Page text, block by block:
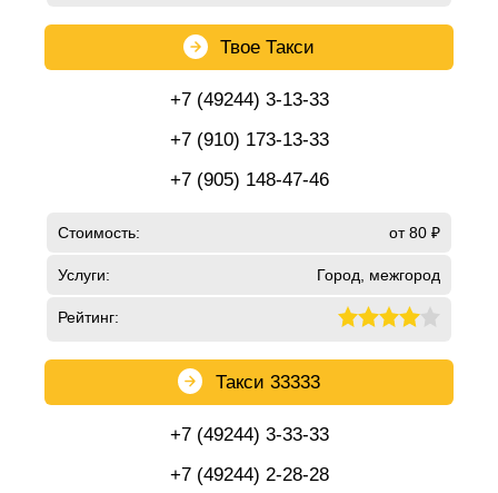
Твое Такси
+7 (49244) 3-13-33
+7 (910) 173-13-33
+7 (905) 148-47-46
Стоимость: от 80 ₽
Услуги: Город, межгород
Рейтинг:
Такси 33333
+7 (49244) 3-33-33
+7 (49244) 2-28-28